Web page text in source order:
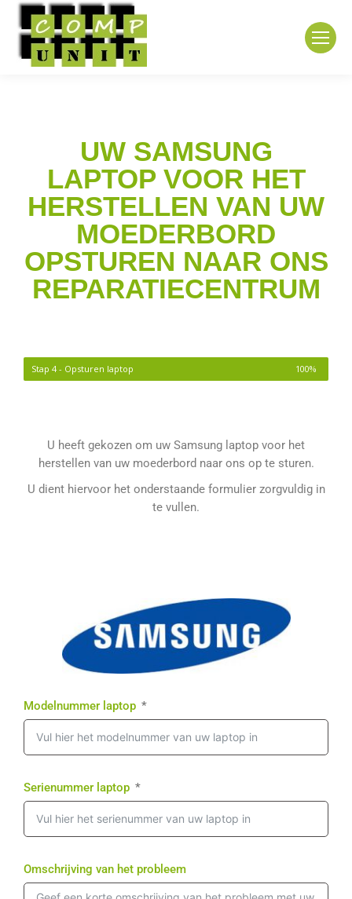
UW SAMSUNG
LAPTOP VOOR HET
HERSTELLEN VAN UW
MOEDERBORD
OPSTUREN NAAR ONS
REPARATIECENTRUM
Stap 4 - Opsturen laptop 100%
U heeft gekozen om uw Samsung laptop voor het
herstellen van uw moederbord naar ons op te sturen.
U dient hiervoor het onderstaande formulier zorgvuldig in
te vullen.
Modelnummer laptop
Serienummer laptop
Omschrijving van het probleem